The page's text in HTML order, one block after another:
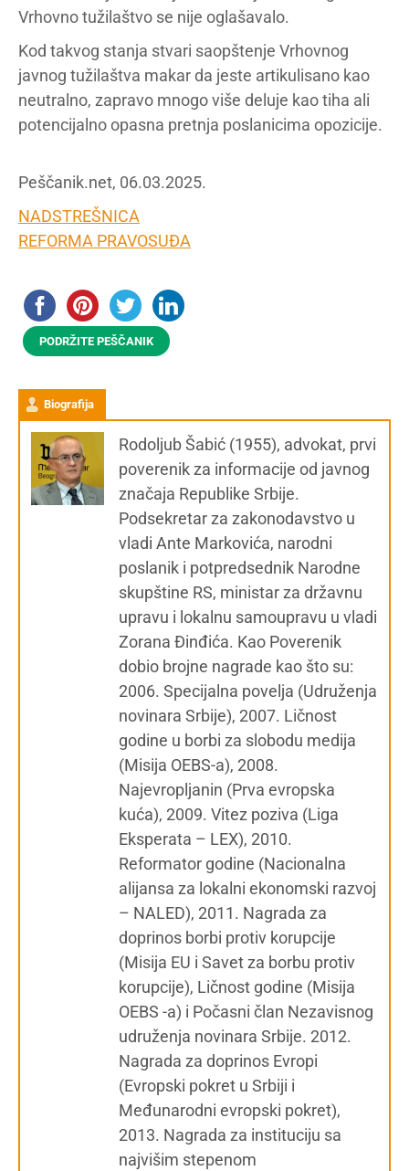
Vrhovno tužilaštvo se nije oglašavalo.
Kod takvog stanja stvari saopštenje Vrhovnog
javnog tužilaštva makar da jeste artikulisano kao
neutralno, zapravo mnogo više deluje kao tiha ali
potencijalno opasna pretnja poslanicima opozicije.
Peščanik.net, 06.03.2025.
NADSTREŠNICA
REFORMA PRAVOSUĐA
PODRŽITE PEŠČANIK
Biografija
Rodoljub Šabić (1955), advokat, prvi
poverenik za informacije od javnog
značaja Republike Srbije.
Podsekretar za zakonodavstvo u
vladi Ante Markovića, narodni
poslanik i potpredsednik Narodne
skupštine RS, ministar za državnu
upravu i lokalnu samoupravu u vladi
Zorana Đinđića. Kao Poverenik
dobio brojne nagrade kao što su:
2006. Specijalna povelja (Udruženja
novinara Srbije), 2007. Ličnost
godine u borbi za slobodu medija
(Misija OEBS-a), 2008.
Najevropljanin (Prva evropska
kuća), 2009. Vitez poziva (Liga
Eksperata – LEX), 2010.
Reformator godine (Nacionalna
alijansa za lokalni ekonomski razvoj
– NALED), 2011. Nagrada za
doprinos borbi protiv korupcije
(Misija EU i Savet za borbu protiv
korupcije), Ličnost godine (Misija
OEBS -a) i Počasni član Nezavisnog
udruženja novinara Srbije. 2012.
Nagrada za doprinos Evropi
(Evropski pokret u Srbiji i
Međunarodni evropski pokret),
2013. Nagrada za instituciju sa
najvišim stepenom